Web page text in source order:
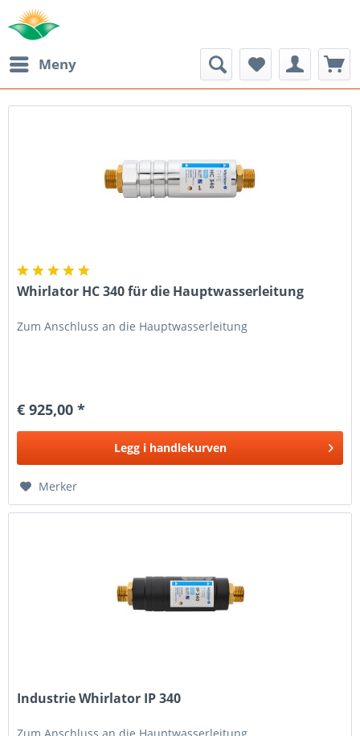
Meny
Whirlator HC 340 für die Hauptwasserleitung
Zum Anschluss an die Hauptwasserleitung
€ 925,00 *
Legg i handlekurven
Merker
Industrie Whirlator IP 340